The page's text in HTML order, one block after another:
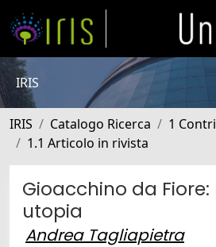
IRIS
IRIS Catalogo Ricerca
1
1.1 Articolo in rivista
Gioacchino da
utopia
Andrea Tagliapietra